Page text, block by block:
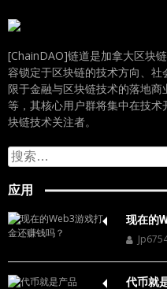
[ChainDAO]链道是加拿大区块
容锁定于区块链的技术方向、
限于金融与区块链技术的落地
等，其核心用户群将集中在技
块链技术关注者。
搜
索：
应用
现在的
代币就